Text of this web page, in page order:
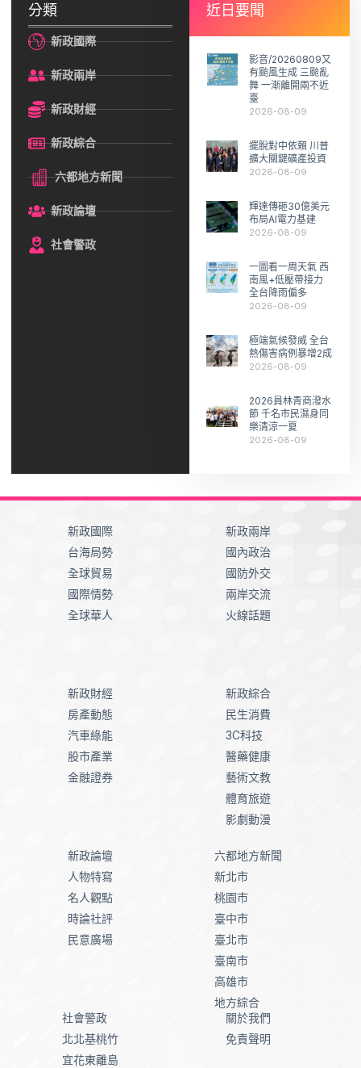
分類
新政國際
新政兩岸
新政財經
新政綜合
六都地方新聞
新政論壇
社會警政
近日要聞
影音/20260809又
有颱風生成 三颱亂
舞 一漸離開兩不近
臺
2026-08-09
擺脫對中依賴 川普
擴大關鍵礦產投資
2026-08-09
輝達傳砸30億美元
布局AI電力基建
2026-08-09
一圖看一周天氣 西
南風+低壓帶接力
全台降雨偏多
2026-08-09
極端氣候發威 全台
熱傷害病例暴增2成
2026-08-09
2026員林青商潑水
節 千名市民濕身同
樂清涼一夏
2026-08-09
新政國際
台海局勢
全球貿易
國際情勢
全球華人
新政兩岸
國內政治
國防外交
兩岸交流
火線話題
新政財經
房產動態
汽車綠能
股市產業
金融證券
新政綜合
民生消費
3C科技
醫藥健康
藝術文教
體育旅遊
影劇動漫
新政論壇
人物特寫
名人觀點
時論社評
民意廣場
六都地方新聞
新北市
桃園市
臺中市
臺北市
臺南市
高雄市
地方綜合
社會警政
北北基桃竹
宜花東離島
關於我們
免責聲明